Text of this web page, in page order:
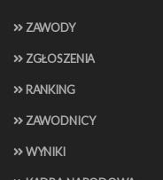
ZAWODY
ZGŁOSZENIA
RANKING
ZAWODNICY
WYNIKI